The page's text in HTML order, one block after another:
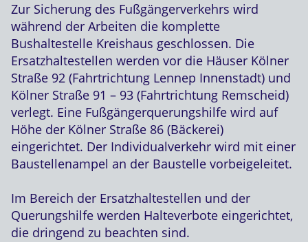
Zur Sicherung des Fußgängerverkehrs wird
während der Arbeiten die komplette
Bushaltestelle Kreishaus geschlossen. Die
Ersatzhaltestellen werden vor die Häuser Kölner
Straße 92 (Fahrtrichtung Lennep Innenstadt) und
Kölner Straße 91 – 93 (Fahrtrichtung Remscheid)
verlegt. Eine Fußgängerquerungshilfe wird auf
Höhe der Kölner Straße 86 (Bäckerei)
eingerichtet. Der Individualverkehr wird mit einer
Baustellenampel an der Baustelle vorbeigeleitet.
Im Bereich der Ersatzhaltestellen und der
Querungshilfe werden Halteverbote eingerichtet,
die dringend zu beachten sind.